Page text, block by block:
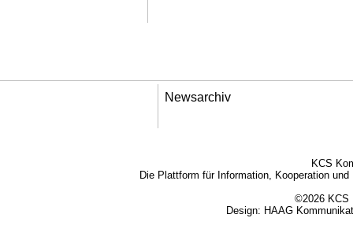
Newsarchiv
KCS
Die Plattform für Information, Kooperation
©2026 KCS
Design: HAAG